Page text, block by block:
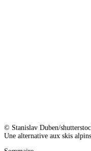
© Stanislav Duben/
Une alternative aux skis